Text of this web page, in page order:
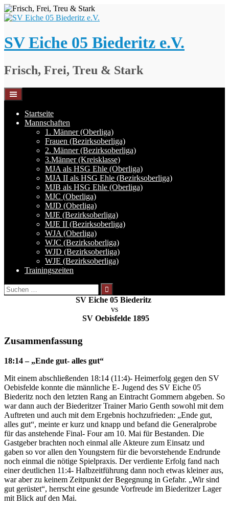
Springe
zum
SV Eiche 05 Biederitz e.V.
Frisch, Frei, Treu & Stark
Startseite
Mannschaften
1. Männer (Oberliga)
Frauen (Bezirksoberliga)
2. Männer (Bezirksoberliga)
3.Männer (Kreisklasse)
MJA als HSG Ehle (Oberliga)
MJA II als HSG Ehle (Bezirksoberliga)
MJB als HSG Ehle (Oberliga)
MJC (Oberliga)
MJD (Oberliga)
MJE (Bezirksoberliga)
MJE II (Bezirksoberliga)
WJA (Oberliga)
WJC (Bezirksoberliga)
WJD (Bezirksoberliga)
WJE (Bezirksoberliga)
Trainingszeiten
Suchen
nach:
SV Eiche 05 Biederitz
vs
SV Oebisfelde 1895
Zusammenfassung
18:14 – „Ende gut- alles gut“
Mit einem abschließenden 18:14 (11:4)- Heimerfolg gegen den SV
Oebisfelde konnte die männliche E- Jugend des SV Eiche 05
Biederitz noch den letzten Rang an Eintracht Gommern abgeben. So
war dann auch der Biederitzer Trainer Mario Genth sowohl mit dem
Auftreten und auch mit dem Ergebnis hochzufrieden: „Ende gut,
alles gut“, meinte er kurz und knapp und befand die Generalprobe
für das anstehende Final- Four am 10. Mai für Bestanden. Die
Gastgeber brachten noch einmal alle Akteure zum Einsatz und
gaben so vor allen den Youngstern für die bevorstehende Endrunde
noch einmal die nötige Spielpraxis. Der verdiente Erfolg fand nach
einer deutlichen 11:4- Halbzeitführung dann noch etwas kleiner aus,
war aber zu keinem Zeitpunkt der Begegnung in Gefahr. „Wir sind
gut gerüstet“, herrscht eine gesunde Vorfreude im Biederitzer Lager
mit Blick auf den Mai.